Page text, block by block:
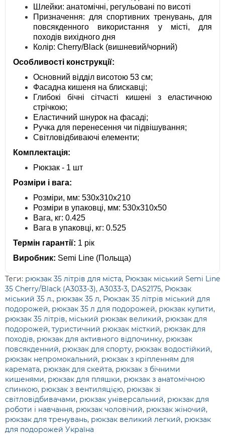
Шлейки: анатомічні, регульовані по висоті
Призначення: для спортивних тренувань, для
повсякденного використання у місті, для
походів вихідного дня
Колір: Cherry/Black (вишневий/чорний)
Особливості конструкції:
Основний відділ висотою 53 см;
Фасадна кишеня на блискавці;
Глибокі бічні сітчасті кишені з еластичною
стрічкою;
Еластичний шнурок на фасаді;
Ручка для перенесення чи підвішування;
Світловідбиваючі елементи;
Комплектація:
Рюкзак - 1 шт
Розміри і вага:
Розміри, мм: 530х310х210
Розміри в упаковці, мм: 530х310х50
Вага, кг: 0.425
Вага в упаковці, кг: 0.525
Термін гарантії: 1 рік
Виробник: Semi Line (Польща)
Теги: рюкзак 35 літрів для міста, Рюкзак міський Semi Line
35 Cherry/Black (A3033-3), A3033-3, DAS2175, Рюкзак
міський 35 л., рюкзак 35 л, Рюкзак 35 літрів міський для
подорожей, рюкзак 35 л для подорожей, рюкзак купити,
рюкзак 35 літрів, міський рюкзак великий, рюкзак для
подорожей, туристичний рюкзак місткий, рюкзак для
походів, рюкзак для активного відпочинку, рюкзак
повсякденний, рюкзак для спорту, рюкзак водостійкий,
рюкзак непромокальний, рюкзак з кріпленням для
каремата, рюкзак для скейта, рюкзак з бічними
кишенями, рюкзак для пляшки, рюкзак з анатомічною
спинкою, рюкзак з вентиляцією, рюкзак зі
світловідбивачами, рюкзак універсальний, рюкзак для
роботи і навчання, рюкзак чоловічий, рюкзак жіночий,
рюкзак для тренувань, рюкзак великий легкий, рюкзак
для подорожей Україна